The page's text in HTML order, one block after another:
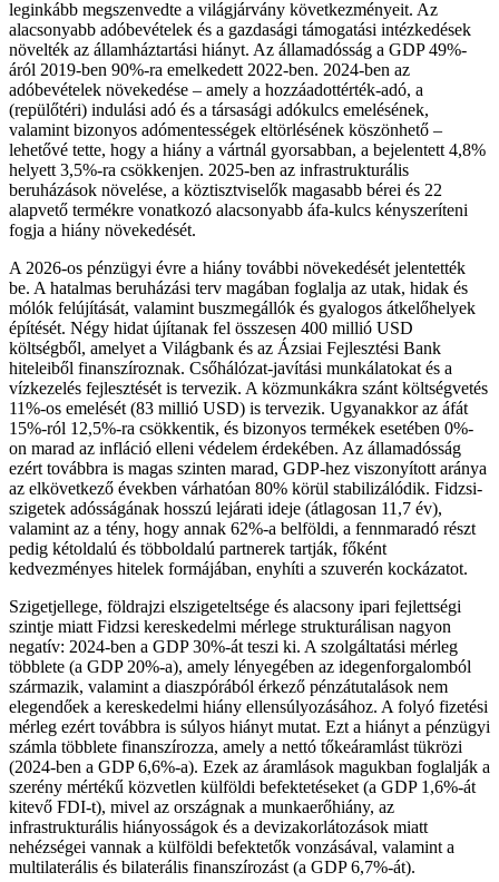
leginkább megszenvedte a világjárvány következményeit. Az
alacsonyabb adóbevételek és a gazdasági támogatási intézkedések
növelték az államháztartási hiányt. Az államadósság a GDP 49%-
áról 2019-ben 90%-ra emelkedett 2022-ben. 2024-ben az
adóbevételek növekedése – amely a hozzáadottérték-adó, a
(repülőtéri) indulási adó és a társasági adókulcs emelésének,
valamint bizonyos adómentességek eltörlésének köszönhető –
lehetővé tette, hogy a hiány a vártnál gyorsabban, a bejelentett 4,8%
helyett 3,5%-ra csökkenjen. 2025-ben az infrastrukturális
beruházások növelése, a köztisztviselők magasabb bérei és 22
alapvető termékre vonatkozó alacsonyabb áfa-kulcs kényszeríteni
fogja a hiány növekedését.
A 2026-os pénzügyi évre a hiány további növekedését jelentették
be. A hatalmas beruházási terv magában foglalja az utak, hidak és
mólók felújítását, valamint buszmegállók és gyalogos átkelőhelyek
építését. Négy hidat újítanak fel összesen 400 millió USD
költségből, amelyet a Világbank és az Ázsiai Fejlesztési Bank
hiteleiből finanszíroznak. Csőhálózat-javítási munkálatokat és a
vízkezelés fejlesztését is tervezik. A közmunkákra szánt költségvetés
11%-os emelését (83 millió USD) is tervezik. Ugyanakkor az áfát
15%-ról 12,5%-ra csökkentik, és bizonyos termékek esetében 0%-
on marad az infláció elleni védelem érdekében. Az államadósság
ezért továbbra is magas szinten marad, GDP-hez viszonyított aránya
az elkövetkező években várhatóan 80% körül stabilizálódik. Fidzsi-
szigetek adósságának hosszú lejárati ideje (átlagosan 11,7 év),
valamint az a tény, hogy annak 62%-a belföldi, a fennmaradó részt
pedig kétoldalú és többoldalú partnerek tartják, főként
kedvezményes hitelek formájában, enyhíti a szuverén kockázatot.
Szigetjellege, földrajzi elszigeteltsége és alacsony ipari fejlettségi
szintje miatt Fidzsi kereskedelmi mérlege strukturálisan nagyon
negatív: 2024-ben a GDP 30%-át teszi ki. A szolgáltatási mérleg
többlete (a GDP 20%-a), amely lényegében az idegenforgalomból
származik, valamint a diaszpórából érkező pénzátutalások nem
elegendőek a kereskedelmi hiány ellensúlyozásához. A folyó fizetési
mérleg ezért továbbra is súlyos hiányt mutat. Ezt a hiányt a pénzügyi
számla többlete finanszírozza, amely a nettó tőkeáramlást tükrözi
(2024-ben a GDP 6,6%-a). Ezek az áramlások magukban foglalják a
szerény mértékű közvetlen külföldi befektetéseket (a GDP 1,6%-át
kitevő FDI-t), mivel az országnak a munkaerőhiány, az
infrastrukturális hiányosságok és a devizakorlátozások miatt
nehézségei vannak a külföldi befektetők vonzásával, valamint a
multilaterális és bilaterális finanszírozást (a GDP 6,7%-át).